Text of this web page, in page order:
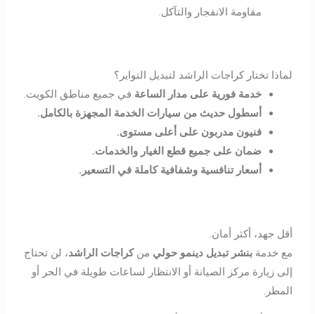
مقاومة الانفجار والتآكل.
لماذا تختار كراجات الراشد لتبديل التواير؟
خدمة فورية على مدار الساعة في جميع مناطق الكويت.
أسطول حديث من سيارات الخدمة المجهزة بالكامل.
فنيون مدربون على أعلى مستوى.
ضمان على جميع قطع الغيار والخدمات.
أسعار تنافسية وشفافية كاملة في التسعير .
أقل جهد، أكثر أمان.
مع خدمةبنشر تبديل دينمو حولي منكراجات الراشد، لن تحتاج
إلى زيارة مركز الصيانة أو الانتظار لساعات طويلة في الحر أو
المطر.